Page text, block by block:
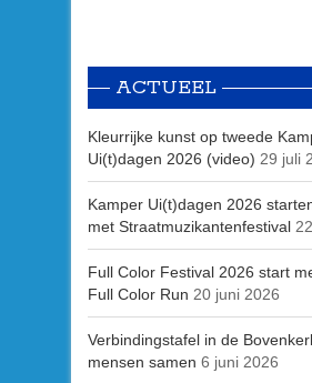
ACTUEEL
Kleurrijke kunst op tweede
Ui(t)dagen 2026 (video) 29 juli
Kamper Ui(t)dagen 2026
met Straatmuzikantenfestival
Full Color Festival 2026 start
Full Color Run 20 juni 2026
Verbindingstafel in de
mensen samen 6 juni 2026